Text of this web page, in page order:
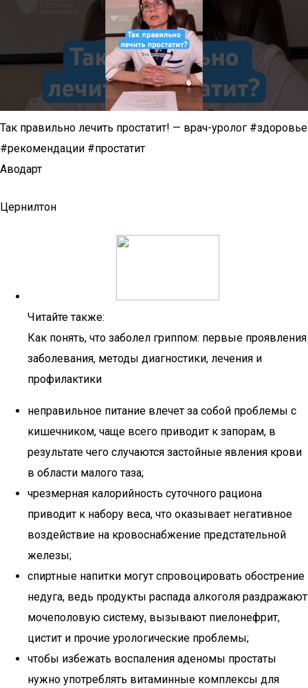
Так правильно лечить простатит! — врач-уролог #здоровье
#рекомендации #простатит
Аводарт
Цернилтон
Читайте также:
Как понять, что заболел гриппом: первые проявления
заболевания, методы диагностики, лечения и
профилактики
неправильное питание влечет за собой проблемы с
кишечником, чаще всего приводит к запорам, в
результате чего случаются застойные явления крови
в области малого таза;
чрезмерная калорийность суточного рациона
приводит к набору веса, что оказывает негативное
воздействие на кровоснабжение предстательной
железы;
спиртные напитки могут спровоцировать обострение
недуга, ведь продукты распада алкоголя раздражают
мочеполовую систему, вызывают пиелонефрит,
цистит и прочие урологические проблемы;
чтобы избежать воспаления аденомы простаты
нужно употреблять витаминные комплексы для